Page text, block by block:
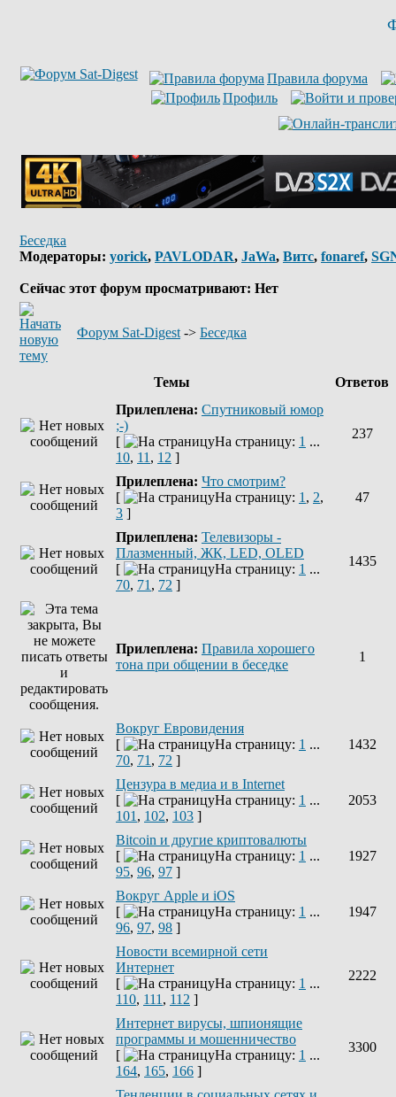
Правила форума
Профиль
Беседка
Модераторы: yorick, PAVLODAR, JaWa, Витс, fonaref,
Сейчас этот форум просматривают: Нет
Форум Sat-Digest -> Беседка
Темы
Ответов
Прилеплена: Спутниковый юмор
;-)
[
На страницу: 1 ...
10, 11 , 12 ]
237
Прилеплена: Что смотрим?
[
На страницу: 1 , 2,
3 ]
47
Прилеплена: Телевизоры -
Плазменный, ЖК, LED, OLED
[
На страницу: 1 ...
70, 71 , 72 ]
1435
Прилеплена: Правила хорошего
тона при общении в беседке
1
Вокруг Евровидения
[
На страницу: 1 ...
70, 71 , 72 ]
1432
Цензура в медиа и в Internet
[
На страницу: 1 ...
101 , 102, 103 ]
2053
Bitcoin и другие криптовалюты
[
На страницу: 1 ...
95, 96, 97 ]
1927
Вокруг Apple и iOS
[
На страницу: 1 ...
96, 97, 98 ]
1947
Новости всемирной сети
Интернет
[
На страницу: 1 ...
110, 111 , 112 ]
2222
Интернет вирусы, шпионящие
программы и мошенничество
[
На страницу: 1 ...
164, 165, 166 ]
3300